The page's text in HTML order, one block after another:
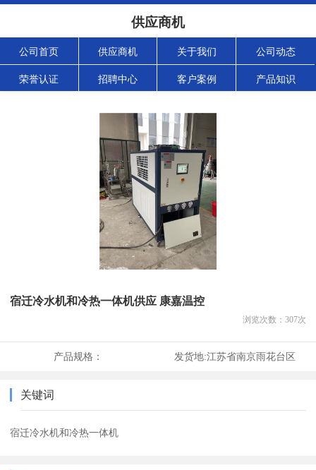
供应商机
公司首页 供应商机 关于我们 公司动态
荣誉认证 招聘中心 客户案例 产品知识
宿迁冷水机和冷热一体机供应 康嘉温控
浏览次数： 307次
产品规格： 发货地:江苏省南京雨花台区
关键词
宿迁冷水机和冷热一体机